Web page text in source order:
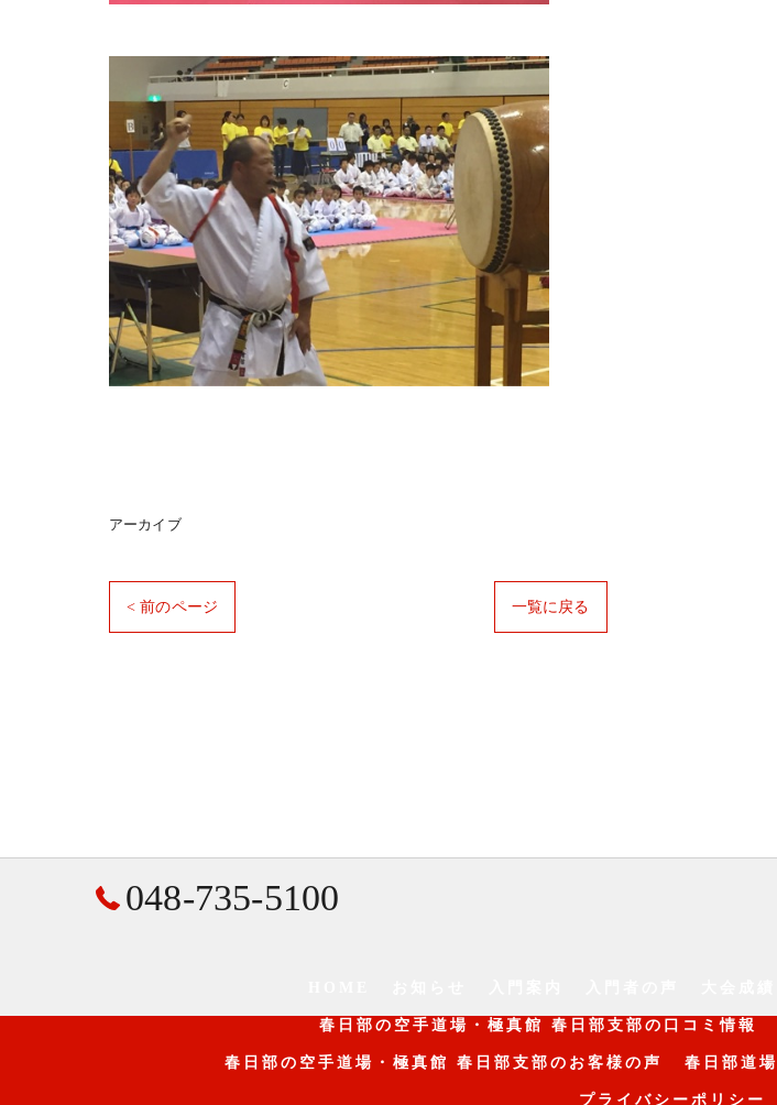
アーカイブ
< 前のページ 一覧に戻る
048-735-5100
春日部の空手道場・極真館 春日部支部の口コミ情報
春日部の空手道場・極真館 春日部支部のお客様の声 春日部道場
プライバシーポリシー